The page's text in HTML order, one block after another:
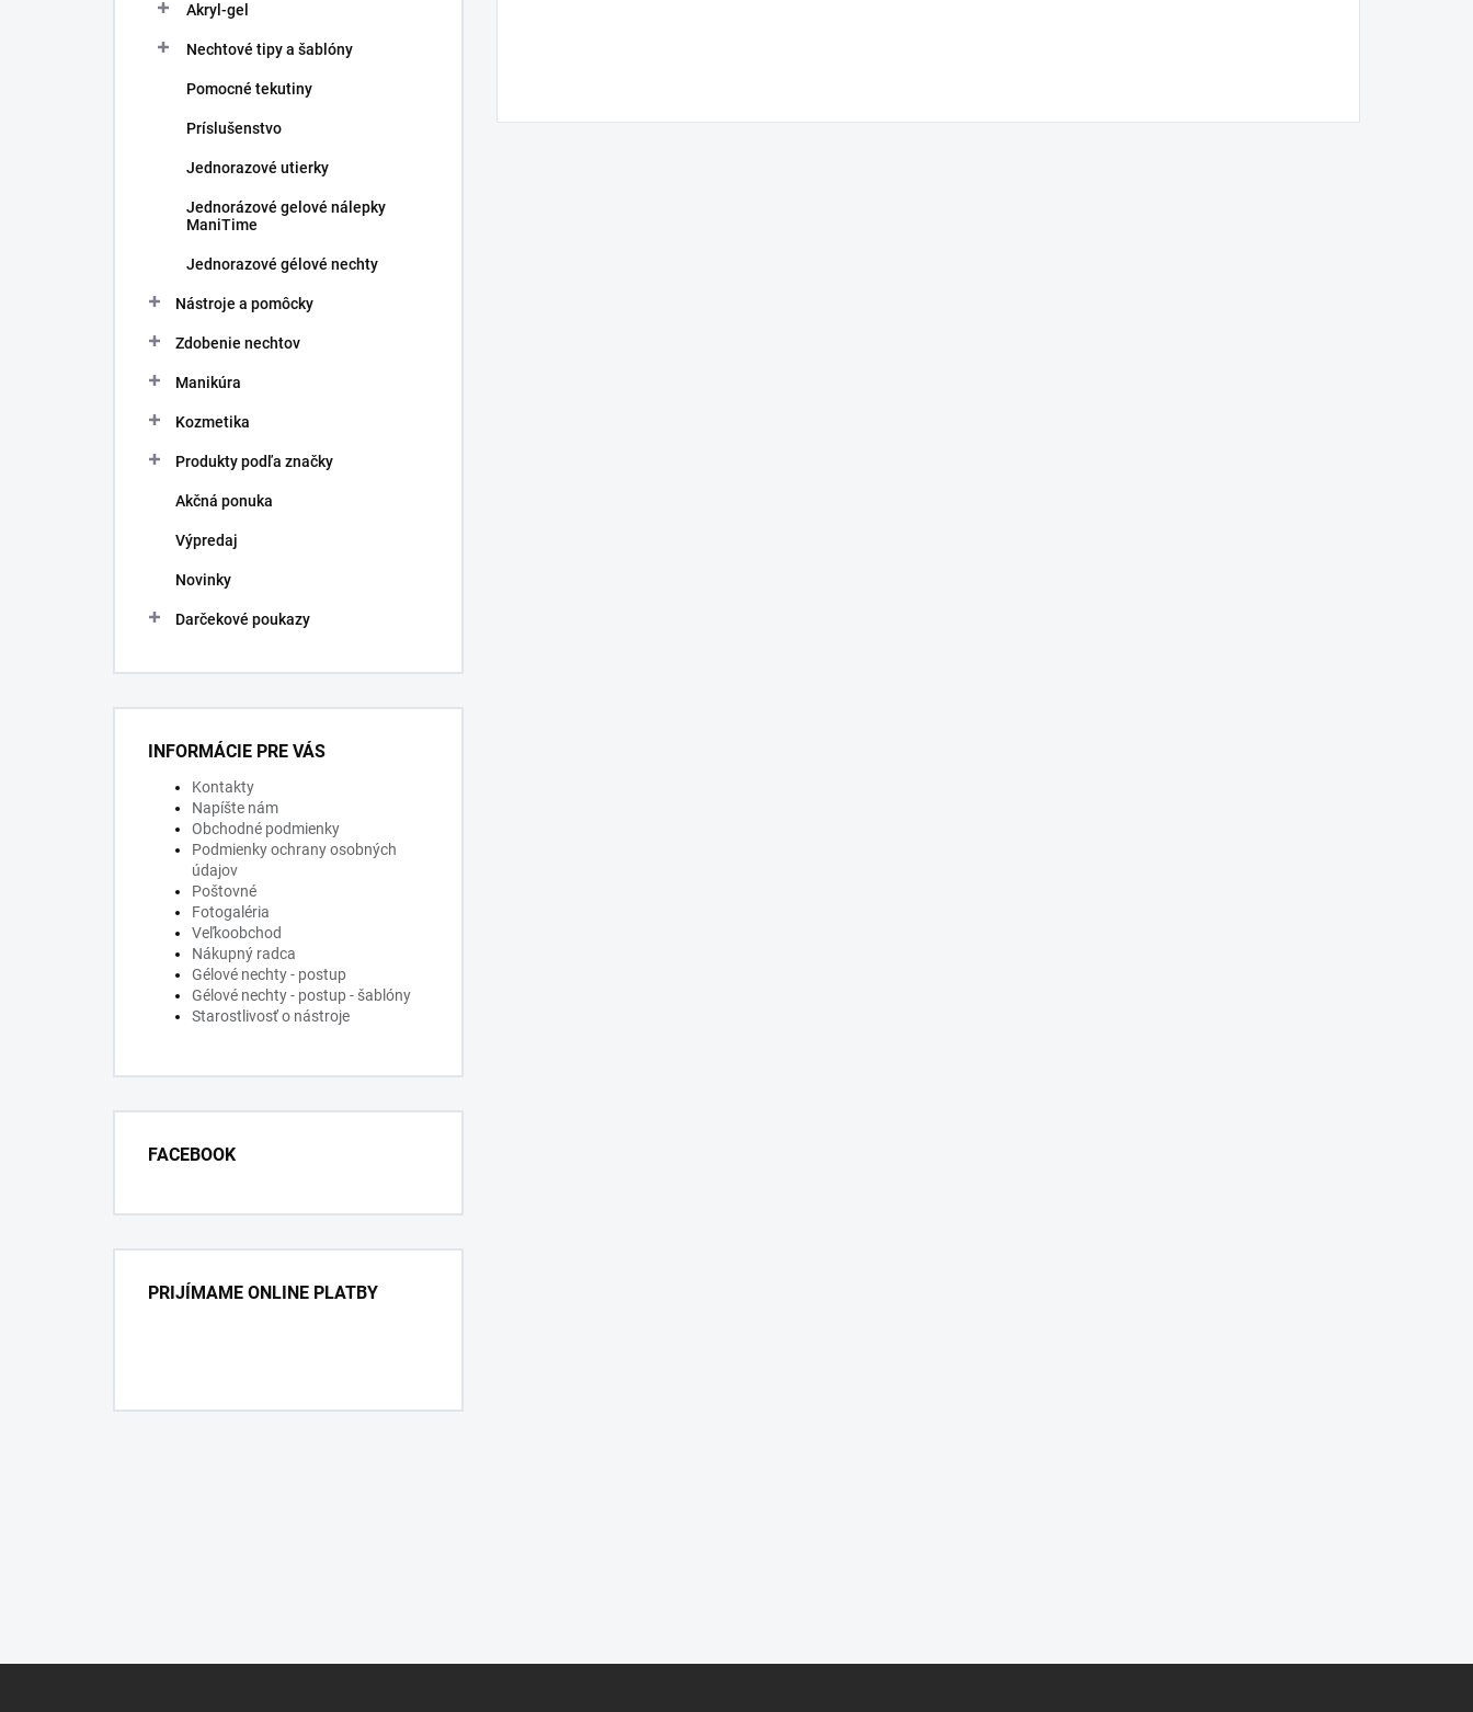
Akryl-gel
Nechtové tipy a šablóny
Pomocné tekutiny
Príslušenstvo
Jednorazové utierky
Jednorázové gelové nálepky
ManiTime
Jednorazové gélové nechty
Nástroje a pomôcky
Zdobenie nechtov
Manikúra
Kozmetika
Produkty podľa značky
Akčná ponuka
Výpredaj
Novinky
Darčekové poukazy
INFORMÁCIE PRE VÁS
Kontakty
Napíšte nám
Obchodné podmienky
Podmienky ochrany osobných
údajov
Poštovné
Fotogaléria
Veľkoobchod
Nákupný radca
Gélové nechty - postup
Gélové nechty - postup - šablóny
Starostlivosť o nástroje
FACEBOOK
PRIJÍMAME ONLINE PLATBY